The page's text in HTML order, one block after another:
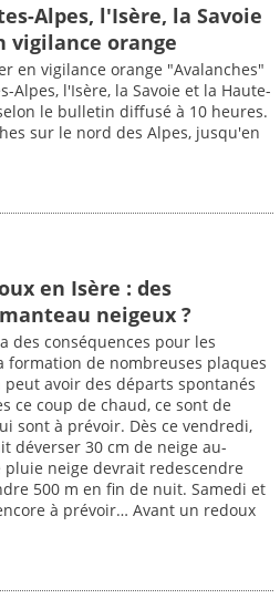
Alpes, l'Isère, la Savoie
vigilance orange
en vigilance orange "Avalanches"
Alpes, l'Isère, la Savoie et la Haute-
le bulletin diffusé à 10 heures.
sur le nord des Alpes, jusqu'en
en Isère : des
neigeux ?
des conséquences pour les
formation de nombreuses plaques
avoir des départs spontanés
ce coup de chaud, ce sont de
sont à prévoir. Dès ce vendredi,
déverser 30 cm de neige au-
pluie neige devrait redescendre
500 m en fin de nuit. Samedi et
à prévoir… Avant un redoux